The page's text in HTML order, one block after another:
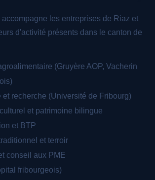
accompagne les entreprises de Riaz et
d'activité présents dans le canton de
(Gruyère AOP, Vacherin
et recherche (Université de Fribourg)
et patrimoine bilingue
et BTP
et terroir
conseil aux PME
fribourgeois)